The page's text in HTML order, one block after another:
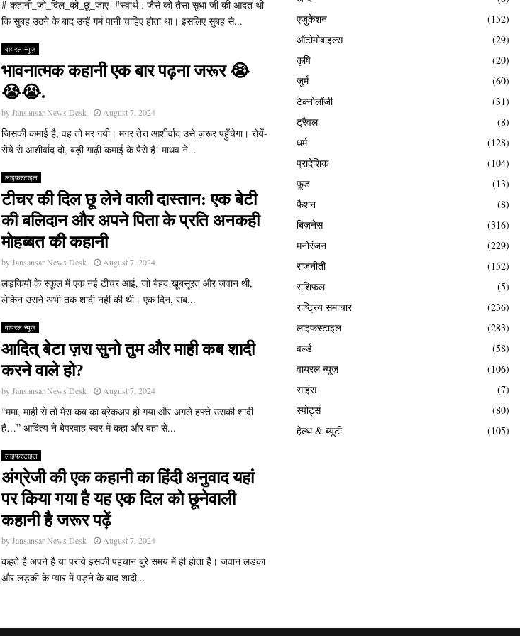
# कहानी_जो_दिल_को_छू_जाए #स्वार्थ : जैसे को तैसा सुधा जी की आदत थी
कि सुबह उठने के बाद उन्हें गर्म पानी चाहिए होता था। इसलिए सुबह से...
वायरल न्यूज़
भावनात्मक कहानी एक बार पढ़ना जरूर 😭
😭😭.
byJansansar News Desk August 7, 2024
जिसकी कमाई है, वह तो मर गयी। मगर तेरा आशीर्वाद उसे ज़रूर पहुँचेगा। रोयें-
रोयें से आशीर्वाद दो, बड़ी गाढ़ी कमाई के पैसे हैं! माधव ने...
लाइफस्टाइल
टीचर की दिल छू लेने वाली दास्तान: एक बेटी
की बलिदान और अपने पिता के प्रति अनकही
मोहब्बत की कहानी
byJansansar News Desk August 7, 2024
लड़कियों के स्कूल में एक नई टीचर आई, जो बेहद खूबसूरत और जवान थी,
लेकिन उसने अभी तक शादी नहीं की थी। एक दिन, सब...
वायरल न्यूज़
आदित् बेटा ज़रा सुनो तुम और माही कब शादी
करने वाले हो?
byJansansar News Desk August 7, 2024
“ममा, माही से तो मेरा कब का ब्रेकअप हो गया और अगले हफ्ते उसकी शादी
है…” आदित्य ने बेपरवाह स्वर में कहा और वहां से...
लाइफस्टाइल
अंग्रेजी की एक कहानी का हिंदी अनुवाद यहां
पर किया गया है यह एक दिल को छूनेवाली
कहानी है जरूर पढ़ें
byJansansar News Desk August 7, 2024
कहते है अपने है या पराये इसकी पहचान बुरे समय में ही होता है। जवान लड़का
और लड़की के प्यार में पड़ने के बाद शादी...
एजुकेशन
(152)
ऑटोमोबाइल्स
(29)
कृषि
(20)
जुर्म
(60)
टेक्नोलॉजी
(31)
ट्रैवल
(8)
धर्म
(128)
प्रादेशिक
(104)
फ़ूड
(13)
फैशन
(8)
बिज़नेस
(316)
मनोरंजन
(229)
राजनीती
(152)
राशिफल
(5)
राष्ट्रिय समाचार
(236)
लाइफस्टाइल
(283)
वर्ल्ड
(58)
वायरल न्यूज़
(106)
साइंस
(7)
स्पोर्ट्स
(80)
हेल्थ & ब्यूटी
(105)